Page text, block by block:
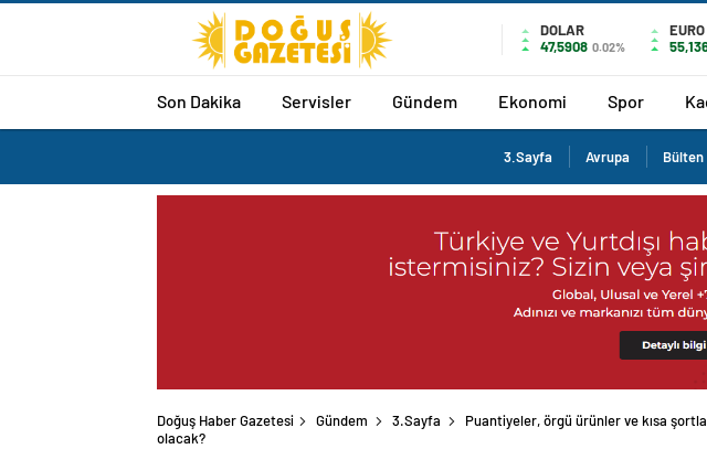
DOLAR
47,5908 0.02%
EURO
Son Dakika Servisler Gündem Ekonomi Spor
3.Sayfa Avrupa Bülten
Doğuş Haber Gazetesi Gündem 3.Sayfa
Puantiyeler, örgü ürünler ve kısa
olacak?